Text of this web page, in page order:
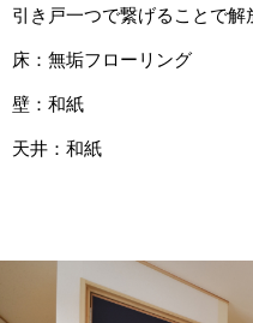
引き戸一つで繋げることで
床：無垢フローリング
壁：和紙
天井：和紙